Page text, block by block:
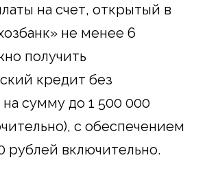
на счет, открытый в
не менее 6
получить
кредит без
сумму до 1 500 000
с обеспечением
рублей включительно.